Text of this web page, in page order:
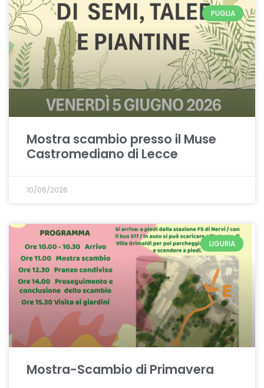
PUGLIA
Mostra scambio presso il Muse
Castromediano di Lecce
10/06/2026
LIGURIA
Mostra-Scambio di Primavera